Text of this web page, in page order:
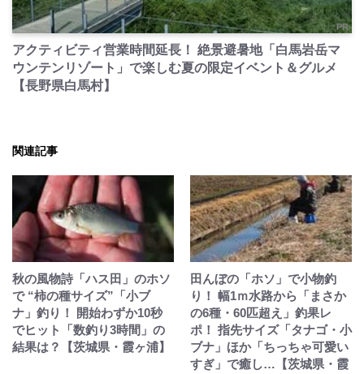
PR
アクティビティ営業時間延長！ 絶景避暑地「白馬岩岳マ
ウンテンリゾート」で楽しむ夏の限定イベント＆グルメ
【長野県白馬村】
関連記事
秋の風物詩「ハス田」のホソ
で “柿の種サイズ”「小ブ
ナ」釣り！ 開始わずか10秒
でヒット「数釣り3時間」の
結果は？【茨城県・霞ヶ浦】
田んぼの「ホソ」で小物釣
り！ 幅1ｍ水路から「まさか
の6種・60匹超え」釣果レ
ポ！ 指先サイズ「タナゴ・小
ブナ」ほか「ちっちゃ可愛い
すぎ」で癒し…【茨城県・霞